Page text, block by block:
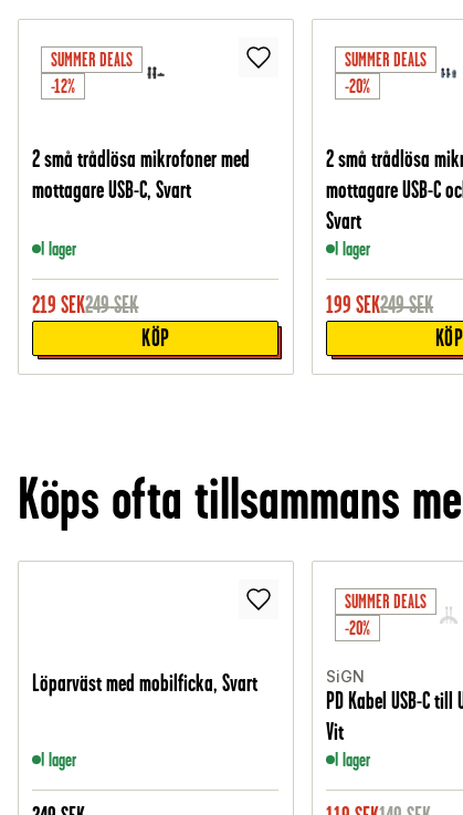
SUMMER DEALS
-12%
2 små trådlösa mikrofoner med
mottagare USB-C, Svart
I lager
219 SEK249SEK
KÖP
SUMMER DEALS
-20%
2 små trådlösa
mottagare USB-C
Svart
I lager
199 SEK249SEK
KÖP
Köps ofta tillsammans
Löparväst med mobilficka, Svart
I lager
SUMMER DEALS
-20%
SiGN
PD Kabel USB-C till
Vit
I lager